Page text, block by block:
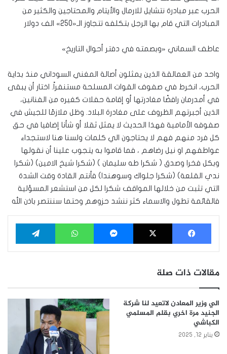
الحرب عبر مبادرة نتشايل للارمال والأيتام والمحتاجين والكثير من
المبادرات التي قام بها الرجل بتكلفه تتجاوز الـ«250» الف دولار
عاطف السماني «وبصمته في دفتر أحوال التاريخ»
واحد من العمالقة الذين يمثلون أصالة المغني السوداني منذ بداية
الحرب، انخرط في صفوف القوات المسلحة مستنفراً. اختار أن يبقى
في أمدرمان رافضًا مغادرتها أو إقامة حفلات كغيره من الفنانين،
الذين أجبرتهم الظروف على مغادرة البلاد. وظل ملازمًا للجيش في
صفوفه الأمامية فهذا الحديث لا يمثل ثقلا أو شأنا إضافيا في حق
كل فرد منهم فهم لا يحتاجون الي كلمات ولسنا هنا لاستجداء
عواطفهم او نيل رضاهم ، فما قاموا به يتجوب علينا أن نقولها
وبكل فخرا وصدق ( شكرا طه سليمان ) (شكرا شيخ الامين) (شكرا
ندي القلعة) (شكرا جلواك وسوهندا) فأنتم القادة وقت الشدة
التي تثبت من خلالها المواقف شكرا لكل من استشعر المسؤلية
فالقائمة تطول والاسماء كثر ننشد حزوهم وحتما سننتصر باذن الله
فيسبوك ‫X ماسنجر واتساب
مقالات ذات صلة
الي وزير المعادن لاتعيد لنا شركة
الجنيد مرة اخري بقلم المسلمي
الكباشي
يناير 12, 2025